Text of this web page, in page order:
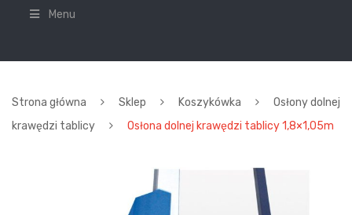
Menu
Strona główna Sklep Koszykówka
Osłony dolnej
krawędzi tablicy
Osłona dolnej krawędzi tablicy 1,8×1,05m